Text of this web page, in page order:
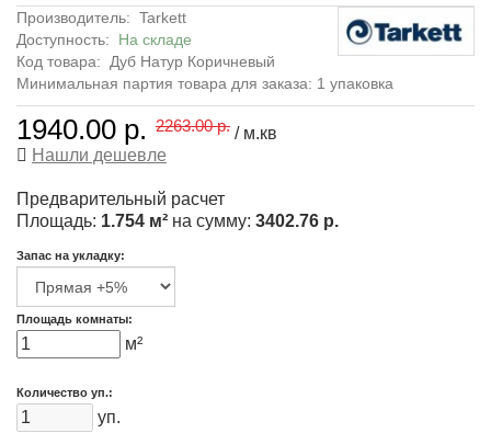
Производитель: Tarkett
Доступность: На складе
Код товара:
Дуб Натур Коричневый
Минимальная партия товара для заказа: 1 упаковка
1940.00 р. 2263.00 р. / м.кв
Нашли дешевле
Предварительный расчет
Площадь: 1.754 м² на сумму: 3402.76 р.
Запас на укладку:
Площадь комнаты:
м²
Количество уп.:
уп.